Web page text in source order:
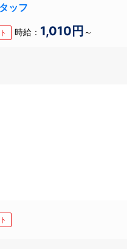
ッフ
時給： 1,010円 ～